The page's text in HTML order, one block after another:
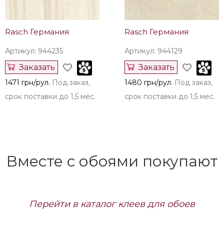
Rasch Германия
Артикул: 944235
Заказать
1471 грн/рул. Под заказ,
срок поставки до 1,5 мес.
Rasch Германия
Артикул: 944129
Заказать
1480 грн/рул. Под заказ,
срок поставки до 1,5 мес.
Вместе с обоями покупают
Перейти в каталог клеев для обоев